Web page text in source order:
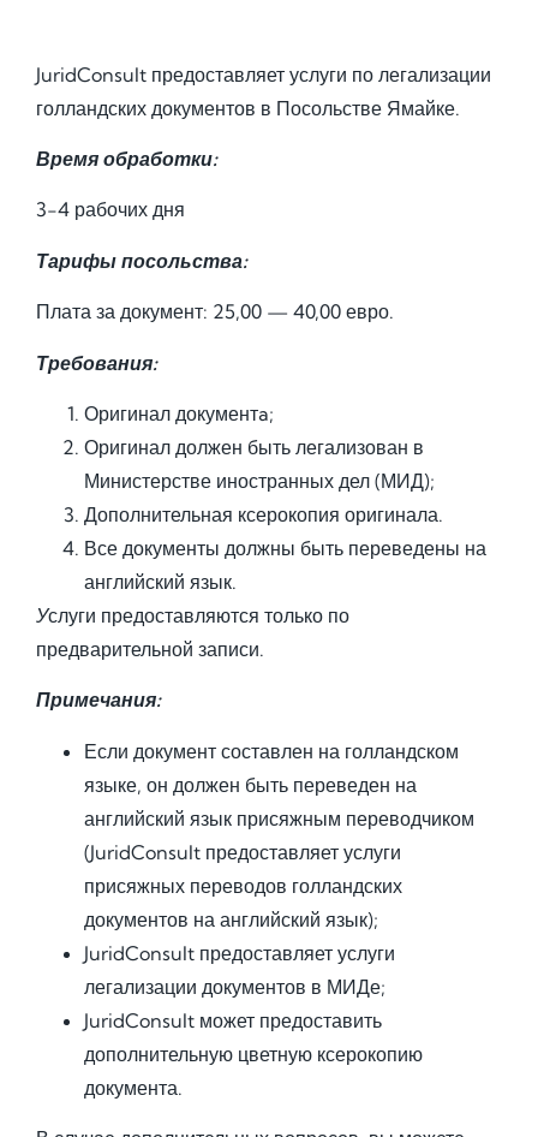
JuridConsult предоставляет услуги по легализации
голландских документов в Посольстве Ямайке.
Время обработки:
3-4 рабочих дня
Тарифы посольства:
Плата за документ: 25,00 — 40,00 евро.
Требования:
Оригинал документa;
Оригинал должен быть легализован в
Министерстве иностранных дел (МИД);
Дополнительная ксерокопия оригинала.
Все документы должны быть переведены на
английский язык.
Услуги предоставляются только по
предварительной записи.
Примечания:
Если документ составлен на голландском
языке, он должен быть переведен на
английский язык присяжным переводчиком
(JuridConsult предоставляет услуги
присяжных переводов голландских
документов на английский язык);
JuridConsult предоставляет услуги
легализации документов в МИДе;
JuridConsult может предоставить
дополнительную цветную ксерокопию
документа.